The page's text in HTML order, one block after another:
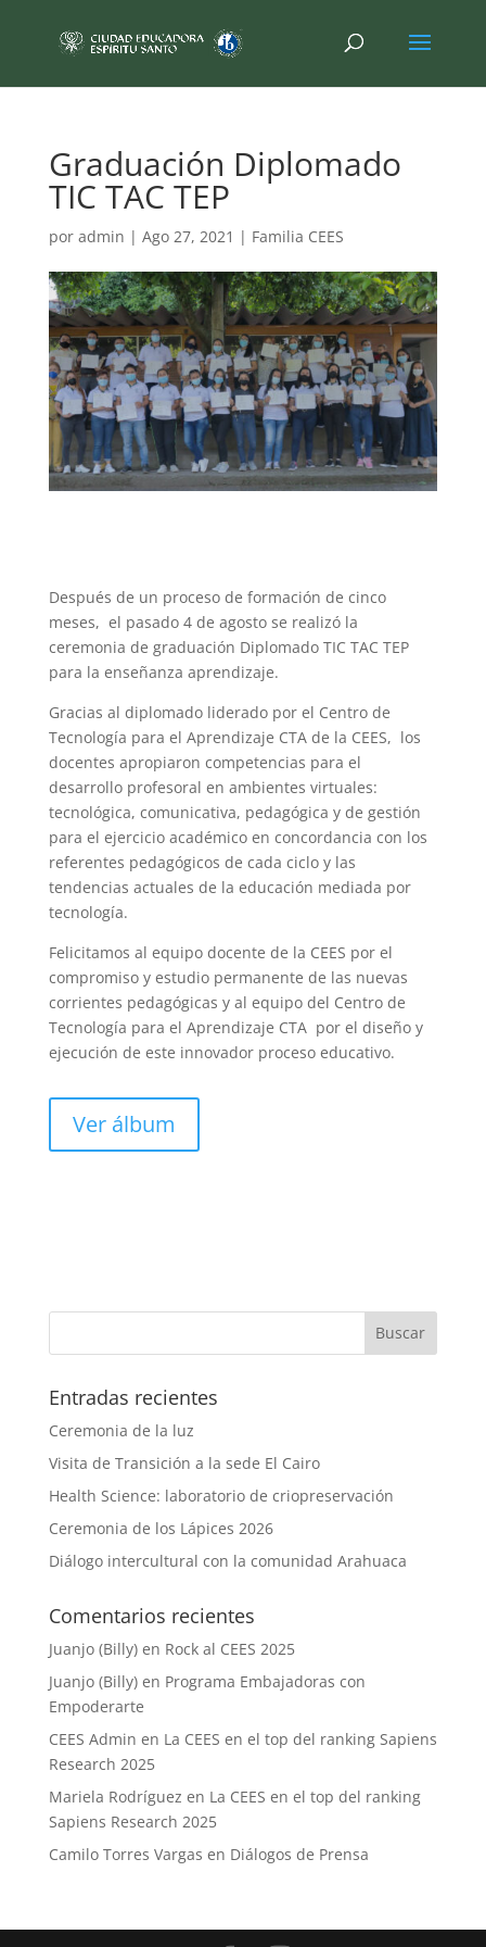
Graduación Diplomado
TIC TAC TEP
por admin | Ago 27, 2021 | Familia CEES
Después de un proceso de formación de cinco
meses, el pasado 4 de agosto se realizó la
ceremonia de graduación Diplomado TIC TAC TEP
para la enseñanza aprendizaje.
Gracias al diplomado liderado por el Centro de
Tecnología para el Aprendizaje CTA de la CEES, los
docentes apropiaron competencias para el
desarrollo profesoral en ambientes virtuales:
tecnológica, comunicativa, pedagógica y de gestión
para el ejercicio académico en concordancia con los
referentes pedagógicos de cada ciclo y las
tendencias actuales de la educación mediada por
tecnología.
Felicitamos al equipo docente de la CEES por el
compromiso y estudio permanente de las nuevas
corrientes pedagógicas y al equipo del Centro de
Tecnología para el Aprendizaje CTA por el diseño y
ejecución de este innovador proceso educativo.
Ver álbum
Entradas recientes
Ceremonia de la luz
Visita de Transición a la sede El Cairo
Health Science: laboratorio de criopreservación
Ceremonia de los Lápices 2026
Diálogo intercultural con la comunidad Arahuaca
Comentarios recientes
Juanjo (Billy)en Rock al CEES 2025
Juanjo (Billy)en Programa Embajadoras con
Empoderarte
CEES Admin en La CEES en el top del ranking Sapiens
Research 2025
Mariela Rodríguez en La CEES en el top del ranking
Sapiens Research 2025
Camilo Torres Vargas en Diálogos de Prensa